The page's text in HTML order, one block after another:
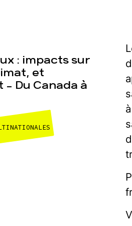
: impacts sur
et
Du Canada à